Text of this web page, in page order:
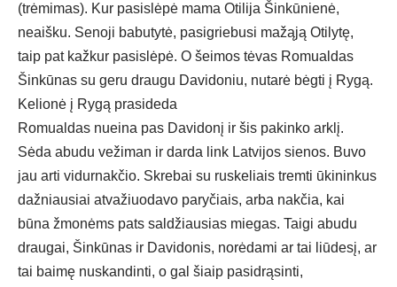
(trėmimas). Kur pasislėpė mama Otilija Šinkūnienė,
neaišku. Senoji babutytė, pasigriebusi mažąją Otilytę,
taip pat kažkur pasislėpė. O šeimos tėvas Romualdas
Šinkūnas su geru draugu Davidoniu, nutarė bėgti į Rygą.
Kelionė į Rygą prasideda
Romualdas nueina pas Davidonį ir šis pakinko arklį.
Sėda abudu vežiman ir darda link Latvijos sienos. Buvo
jau arti vidurnakčio. Skrebai su ruskeliais tremti ūkininkus
dažniausiai atvažiuodavo paryčiais, arba nakčia, kai
būna žmonėms pats saldžiausias miegas. Taigi abudu
draugai, Šinkūnas ir Davidonis, norėdami ar tai liūdesį, ar
tai baimę nuskandinti, o gal šiaip pasidrąsinti,